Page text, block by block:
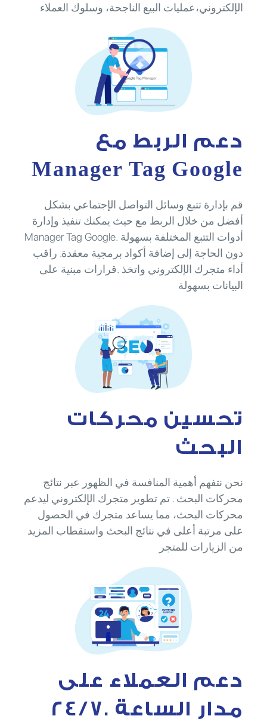
الإلكتروني،عمليات البيع الناجحة، وسلوك العملاء
دعم الربط مع
Manager Tag Google
قم بإدارة تتبع وسائل التواصل الإجتماعي بشكل
أفضل من خلال الربط مع حيث يمكنك تنفيذ وإدارة
أدوات التتبع المختلفة بسهولة .Manager Tag Google
دون الحاجة إلى إضافة أكواد برمجية معقدة. راقب
أداء متجرك الإلكتروني واتخذ .قرارات مبنية على
البيانات بسهولة
تحسين محركات
البحث
نحن نتفهم أهمية المنافسة في الظهور عبر نتائج
محركات البحث . تم تطوير متجرك الإلكتروني ليدعم
محركات البحث، مما يساعد متجرك في الحصول
على مرتبة أعلى في نتائج البحث واستقطاب المزيد
من الزيارات للمتجر
دعم العملاء على
مدار الساعة .24/7